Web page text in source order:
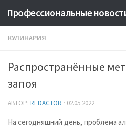
Профессиональные
КУЛИНАРИЯ
Распространённые
запоя
АВТОР: REDACTOR · 02.05.2022
На сегодняшний день, проблема